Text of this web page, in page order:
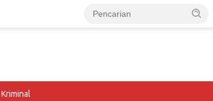
Kriminal